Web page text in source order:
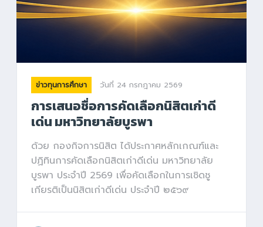
ข่าวทุนการศึกษา วันที่ 24 กรกฎาคม 2569
การเสนอชื่อการคัดเลือกนิสิตเก่าดี
เด่น มหาวิทยาลัยบูรพา
ด้วย กองกิจการนิสิต ได้ประกาศหลักเกณฑ์และ
ปฏิทินการคัดเลือกนิสิตเก่าดีเด่น มหาวิทยาลัย
บูรพา ประจำปี 2569 เพื่อคัดเลือกในการเชิดชู
เกียรติเป็นนิสิตเก่าดีเด่น ประจำปี ๒๕๖๙